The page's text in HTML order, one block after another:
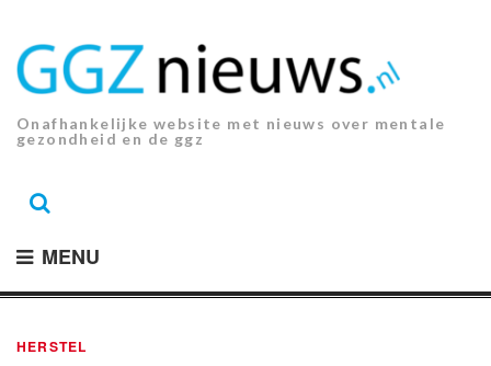
inhoud.
Onafhankelijke website met nieuws over mentale
gezondheid en de ggz
MENU
HERSTEL